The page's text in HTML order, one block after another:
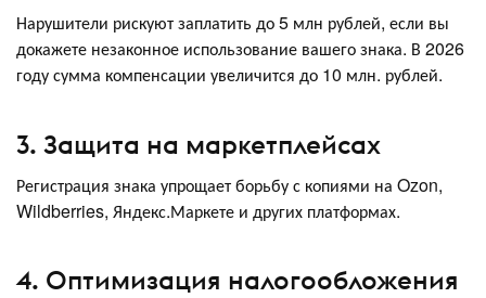
Нарушители рискуют заплатить до 5 млн рублей, если вы
докажете незаконное использование вашего знака. В 2026
году сумма компенсации увеличится до 10 млн. рублей.
3. Защита на маркетплейсах
Регистрация знака упрощает борьбу с копиями на Ozon,
Wildberries, Яндекс.Маркете и других платформах.
4. Оптимизация налогообложения